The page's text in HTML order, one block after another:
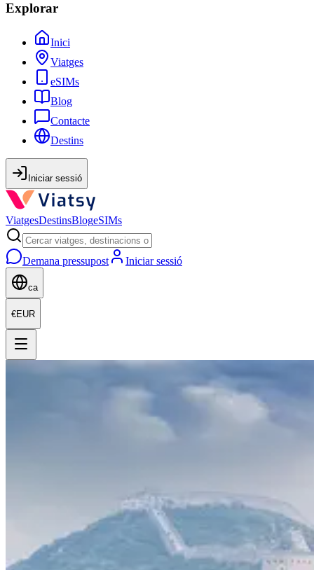
Explorar
Inici
Viatges
eSIMs
Blog
Contacte
Destins
Iniciar sessió
ViatgesDestinsBlogeSIMs
Demana pressupost Iniciar sessió
ca
€EUR